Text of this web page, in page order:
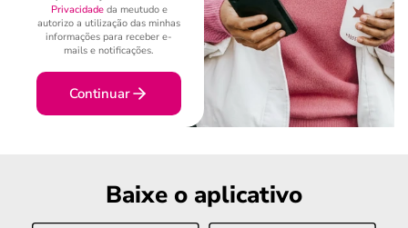
Privacidadeda meutudo e
autorizo a utilização das minhas
informações para receber e-
mails e notificações.
Continuar
Baixe o aplicativo